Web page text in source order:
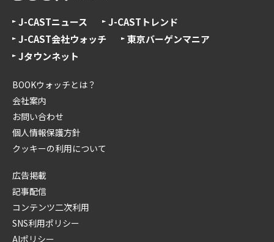
J-CASTニュース
J-CASTトレンド
J-CAST会社ウォッチ
東京バーゲンマニア
Jタウンネット
BOOKウォッチとは？
会社案内
お問い合わせ
個人情報保護方針
クッキーの利用について
広告掲載
記事配信
コンテンツ二次利用
SNS利用ポリシー
AIポリシー